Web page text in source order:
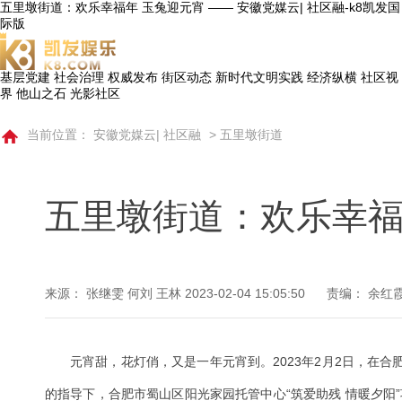
五里墩街道：欢乐幸福年 玉兔迎元宵 —— 安徽党媒云| 社区融-k8凯发国
际版
基层党建 社会治理 权威发布 街区动态 新时代文明实践 经济纵横 社区视
界 他山之石 光影社区
当前位置： 安徽党媒云| 社区融 > 五里墩街道
五里墩街道：欢乐幸
来源： 张继雯 何刘 王林 2023-02-04 15:05:50 责编： 余红
元宵甜，花灯俏，又是一年元宵到。2023年2月2日，在合
的指导下，合肥市蜀山区阳光家园托管中心“筑爱助残 情暖夕